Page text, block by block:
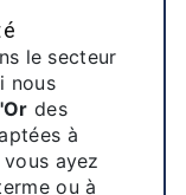
le secteur
nous
des
à
ayez
ou à